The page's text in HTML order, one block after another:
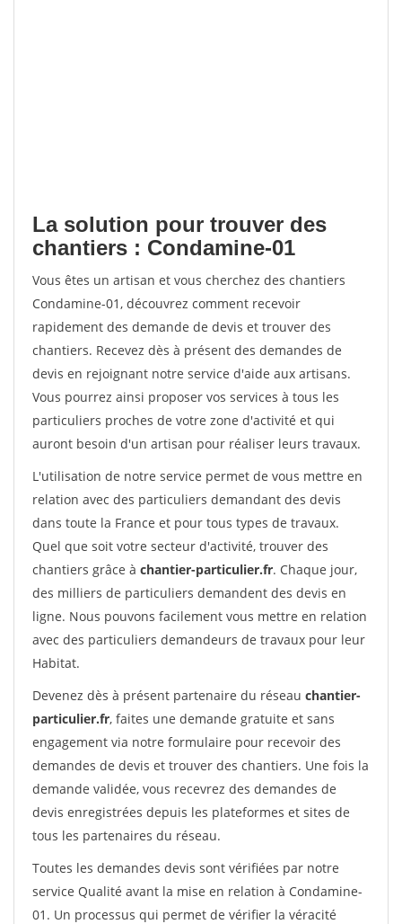
La solution pour trouver des
chantiers : Condamine-01
Vous êtes un artisan et vous cherchez des chantiers
Condamine-01, découvrez comment recevoir
rapidement des demande de devis et trouver des
chantiers. Recevez dès à présent des demandes de
devis en rejoignant notre service d'aide aux artisans.
Vous pourrez ainsi proposer vos services à tous les
particuliers proches de votre zone d'activité et qui
auront besoin d'un artisan pour réaliser leurs travaux.
L'utilisation de notre service permet de vous mettre en
relation avec des particuliers demandant des devis
dans toute la France et pour tous types de travaux.
Quel que soit votre secteur d'activité, trouver des
chantiers grâce à chantier-particulier.fr. Chaque jour,
des milliers de particuliers demandent des devis en
ligne. Nous pouvons facilement vous mettre en relation
avec des particuliers demandeurs de travaux pour leur
Habitat.
Devenez dès à présent partenaire du réseau chantier-
particulier.fr, faites une demande gratuite et sans
engagement via notre formulaire pour recevoir des
demandes de devis et trouver des chantiers. Une fois la
demande validée, vous recevrez des demandes de
devis enregistrées depuis les plateformes et sites de
tous les partenaires du réseau.
Toutes les demandes devis sont vérifiées par notre
service Qualité avant la mise en relation à Condamine-
01. Un processus qui permet de vérifier la véracité